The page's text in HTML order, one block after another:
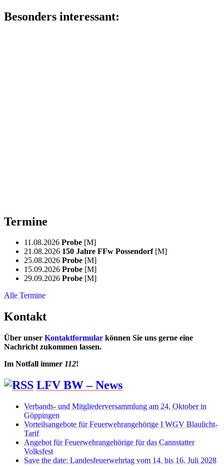
Besonders interessant:
Termine
11.08.2026 Probe [M]
21.08.2026 150 Jahre FFw Possendorf [M]
25.08.2026 Probe [M]
15.09.2026 Probe [M]
29.09.2026 Probe [M]
Alle Termine
Kontakt
Über unser Kontaktformular können Sie uns gerne eine
Nachricht zukommen lassen.
Im Notfall immer 112!
LFV BW – News
Verbands- und Mitgliederversammlung am 24. Oktober in
Göppingen
Vorteilsangebote für Feuerwehrangehörige I WGV Blaulicht-
Tarif
Angebot für Feuerwehrangehörige für das Cannstatter
Volksfest
Save the date: Landesfeuerwehrtag vom 14. bis 16. Juli 2028